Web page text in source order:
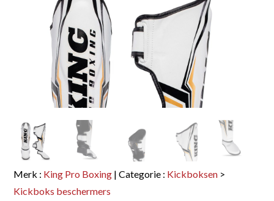
Merk : King Pro Boxing | Categorie : Kickboksen >
Kickboks beschermers